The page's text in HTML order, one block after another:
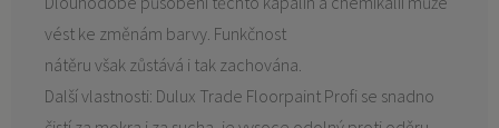
vést ke změnám barvy. Funkčnost
nátěru však zůstává i tak zachována.
Další vlastnosti: Dulux Trade Floorpaint Profi se snadno